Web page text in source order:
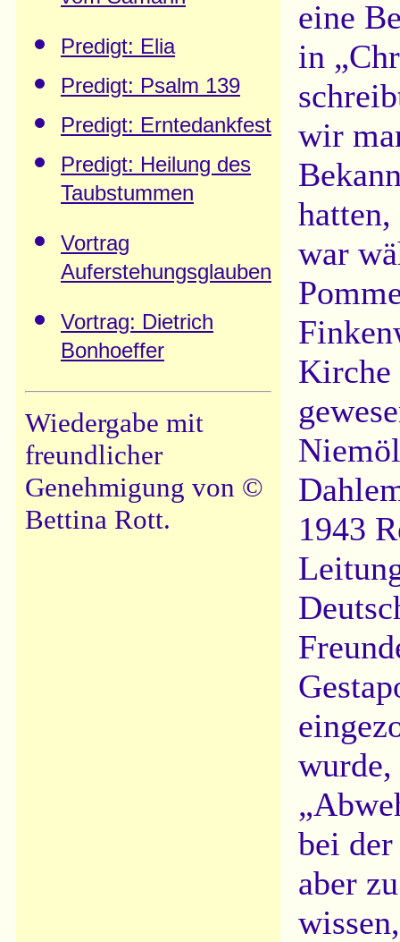
Predigt: Elia
Predigt: Psalm 139
Predigt: Erntedankfest
Predigt: Heilung des
Taubstummen
Vortrag
Auferstehungsglauben
Vortrag: Dietrich
Bonhoeffer
Wiedergabe mit
freundlicher
Genehmigung von ©
Bettina Rott.
eine
in
wir
war
Kirche
1943
bei
aber